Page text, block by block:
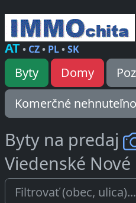
AT• CZ• PL•SK
Byty Domy
Komerčné
Byty na predaj
Viedenské